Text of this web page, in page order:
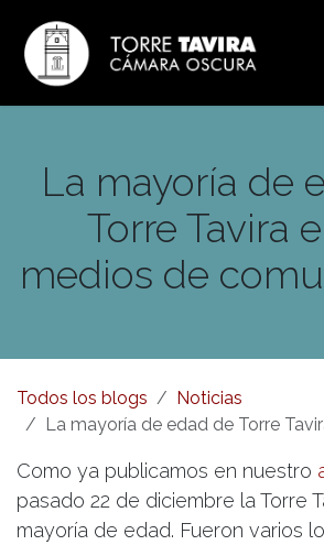
La mayoría de
Torre Tavira
medios de
Todos los blogs
Noticias
La mayoría de edad de Torre Tavira en los
Como ya publicamos en nuestro
pasado 22 de diciembre la Torre
mayoría de edad. Fueron varios